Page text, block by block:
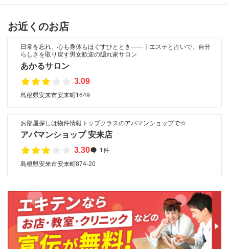
お近くのお店
日常を忘れ、心も身体もほぐすひととき――｜エステと占いで、自分
らしさを取り戻す男女歓迎の隠れ家サロン
あかるサロン
3.09
島根県安来市安来町1649
お部屋探しは物件情報トップクラスのアパマンショップで☆
アパマンショップ 安来店
3.30
1件
島根県安来市安来町874-20